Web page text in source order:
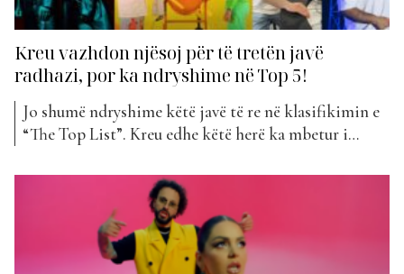
Kreu vazhdon njësoj për të tretën javë
radhazi, por ka ndryshime në Top 5!
Jo shumë ndryshime këtë javë të re në klasifikimin e
“The Top List”. Kreu edhe këtë herë ka mbetur i
renditjen e Top 5. Vendi i parë shkon sërish për Ledri
Vulën dhe Elvana Gjata me “No Love”, për të...